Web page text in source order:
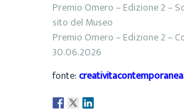
Premio Omero – Edizione 2 –
sito del Museo
Premio Omero – Edizione 2 –
30.06.2026
fonte: